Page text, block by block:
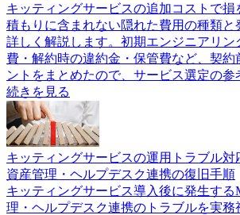
キッティングサービスの追加コストで損
積もりに含まれない隠れた費用の種類と
詳しく解説します。初期エンジニアリン
費・解約時の違約金・保管費など、契約
ントをまとめたので、サービス選定の参
続きを見る
キッティングサービスの運用トラブル対
資産管理・ヘルプデスク連携の復旧手順
キッティングサービス導入後に発生す
理・ヘルプデスク連携のトラブルを実務